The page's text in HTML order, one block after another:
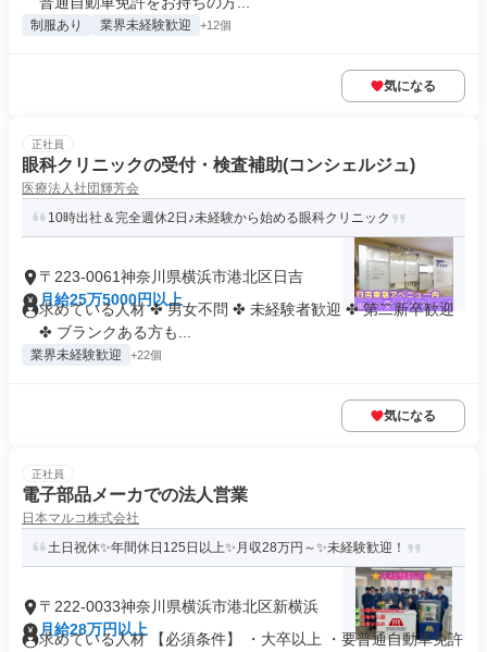
制服あり 業界未経験歓迎 +12個
気になる
正社員
眼科クリニックの受付・検査補助(コンシェルジュ)
医療法人社団輝芳会
10時出社＆完全週休2日♪未経験から始める眼科クリニック
〒223-0061神奈川県横浜市港北区日吉
月給25万5000円以上
求めている人材 ✤ 男女不問 ✤ 未経験者歓迎 ✤ 第二新卒歓迎
✤ ブランクある方も...
業界未経験歓迎 +22個
気になる
正社員
電子部品メーカでの法人営業
日本マルコ株式会社
土日祝休✨年間休日125日以上✨月収28万円～✨未経験歓迎！
〒222-0033神奈川県横浜市港北区新横浜
月給28万円以上
求めている人材 【必須条件】 ・大卒以上 ・要普通自動車免許